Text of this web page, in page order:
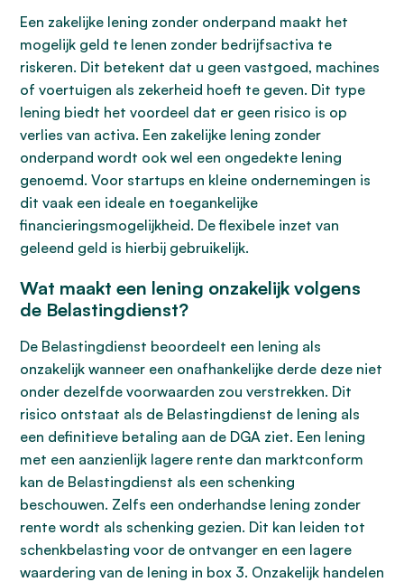
Een zakelijke lening zonder onderpand maakt het
mogelijk geld te lenen zonder bedrijfsactiva te
riskeren. Dit betekent dat u geen vastgoed, machines
of voertuigen als zekerheid hoeft te geven. Dit type
lening biedt het voordeel dat er geen risico is op
verlies van activa. Een zakelijke lening zonder
onderpand wordt ook wel een ongedekte lening
genoemd. Voor startups en kleine ondernemingen is
dit vaak een ideale en toegankelijke
financieringsmogelijkheid. De flexibele inzet van
geleend geld is hierbij gebruikelijk.
Wat maakt een lening onzakelijk volgens
de Belastingdienst?
De Belastingdienst beoordeelt een lening als
onzakelijk wanneer een onafhankelijke derde deze niet
onder dezelfde voorwaarden zou verstrekken. Dit
risico ontstaat als de Belastingdienst de lening als
een definitieve betaling aan de DGA ziet. Een lening
met een aanzienlijk lagere rente dan marktconform
kan de Belastingdienst als een schenking
beschouwen. Zelfs een onderhandse lening zonder
rente wordt als schenking gezien. Dit kan leiden tot
schenkbelasting voor de ontvanger en een lagere
waardering van de lening in box 3. Onzakelijk handelen